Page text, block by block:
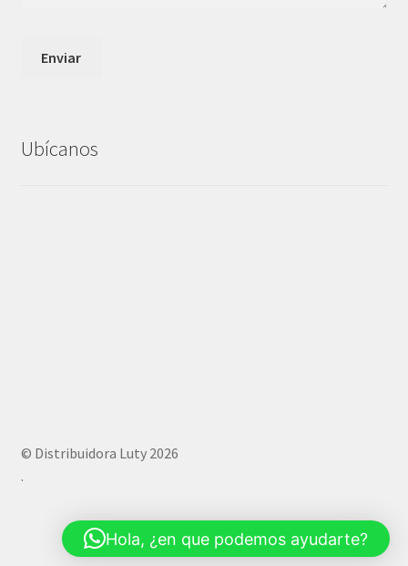
Ubícanos
© Distribuidora Luty 2026
.
Hola, ¿en que podemos ayudarte?